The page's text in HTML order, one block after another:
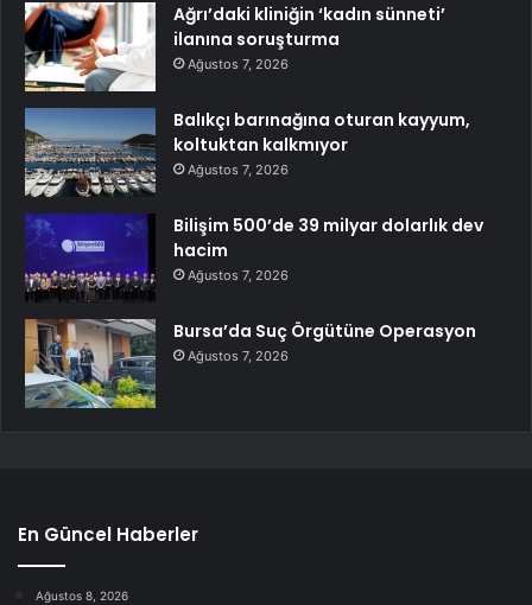
Ağrı’daki kliniğin ‘kadın sünneti’
ilanına soruşturma
Ağustos 7, 2026
Balıkçı barınağına oturan kayyum,
koltuktan kalkmıyor
Ağustos 7, 2026
Bilişim 500’de 39 milyar dolarlık dev
hacim
Ağustos 7, 2026
Bursa’da Suç Örgütüne Operasyon
Ağustos 7, 2026
En Güncel Haberler
Ağustos 8, 2026